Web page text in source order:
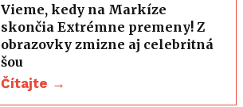
Vieme, kedy na Markíze
skončia Extrémne premeny! Z
obrazovky zmizne aj celebritná
šou
Čítajte →